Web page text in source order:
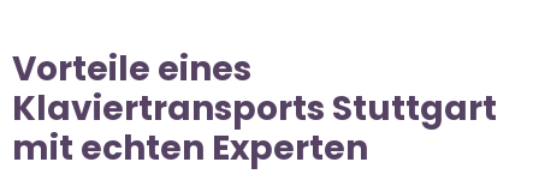
Vorteile eines
Klaviertransports Stuttgart
mit echten Experten